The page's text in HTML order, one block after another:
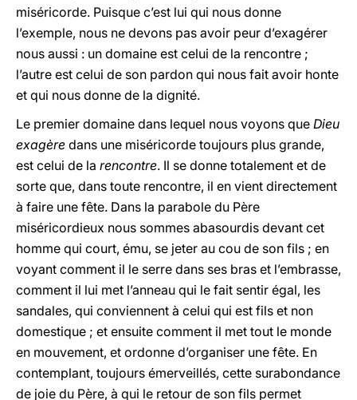
miséricorde. Puisque c’est lui qui nous donne
l’exemple, nous ne devons pas avoir peur d’exagérer
nous aussi : un domaine est celui de la rencontre ;
l’autre est celui de son pardon qui nous fait avoir honte
et qui nous donne de la dignité.
Le premier domaine dans lequel nous voyons que Dieu
exagère dans une miséricorde toujours plus grande,
est celui de la rencontre. Il se donne totalement et de
sorte que, dans toute rencontre, il en vient directement
à faire une fête. Dans la parabole du Père
miséricordieux nous sommes abasourdis devant cet
homme qui court, ému, se jeter au cou de son fils ; en
voyant comment il le serre dans ses bras et l’embrasse,
comment il lui met l’anneau qui le fait sentir égal, les
sandales, qui conviennent à celui qui est fils et non
domestique ; et ensuite comment il met tout le monde
en mouvement, et ordonne d’organiser une fête. En
contemplant, toujours émerveillés, cette surabondance
de joie du Père, à qui le retour de son fils permet